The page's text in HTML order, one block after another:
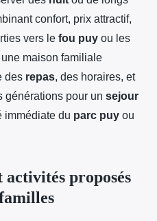
confort, prix attractif,
vers le fou puy ou les
une maison familiale
des repas, des horaires, et
générations pour un sejour
immédiate du parc puy ou
proposés